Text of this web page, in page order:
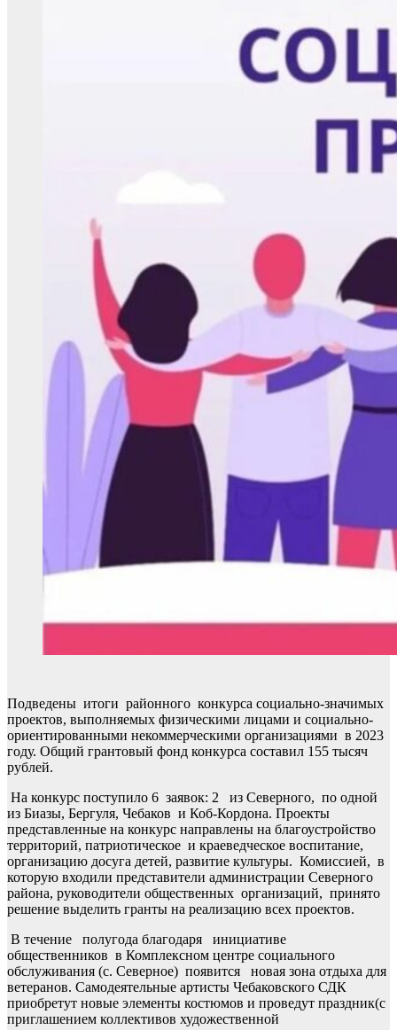
Подведены итоги районного конкурса социально-значимых
проектов, выполняемых физическими лицами и социально-
ориентированными некоммерческими организациями в 2023
году. Общий грантовый фонд конкурса составил 155 тысяч
рублей.
На конкурс поступило 6 заявок: 2 из Северного, по одной
из Биазы, Бергуля, Чебаков и Коб-Кордона. Проекты
представленные на конкурс направлены на благоустройство
территорий, патриотическое и краеведческое воспитание,
организацию досуга детей, развитие культуры. Комиссией, в
которую входили представители администрации Северного
района, руководители общественных организаций, принято
решение выделить гранты на реализацию всех проектов.
В течение полугода благодаря инициативе
общественников в Комплексном центре социального
обслуживания (с. Северное) появится новая зона отдыха для
ветеранов. Самодеятельные артисты Чебаковского СДК
приобретут новые элементы костюмов и проведут праздник(с
приглашением коллективов художественной